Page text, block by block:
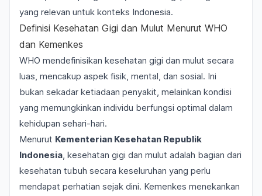
yang relevan untuk konteks Indonesia.
Definisi Kesehatan Gigi dan Mulut Menurut WHO
dan Kemenkes
WHO mendefinisikan kesehatan gigi dan mulut secara
luas, mencakup aspek fisik, mental, dan sosial. Ini
bukan sekadar ketiadaan penyakit, melainkan kondisi
yang memungkinkan individu berfungsi optimal dalam
kehidupan sehari-hari.
Menurut Kementerian Kesehatan Republik
Indonesia, kesehatan gigi dan mulut adalah bagian dari
kesehatan tubuh secara keseluruhan yang perlu
mendapat perhatian sejak dini. Kemenkes menekankan